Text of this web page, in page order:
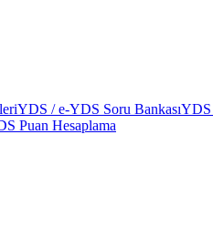
YDS / e-YDS Soru BankasıYDS
Puan Hesaplama